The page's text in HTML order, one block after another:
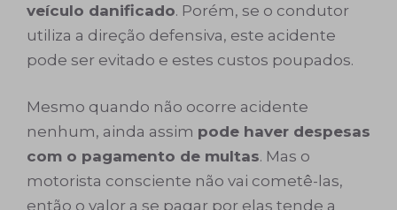
veículo danificado. Porém, se o condutor
utiliza a direção defensiva, este acidente
pode ser evitado e estes custos poupados.
Mesmo quando não ocorre acidente
nenhum, ainda assim pode haver despesas
com o pagamento de multas. Mas o
motorista consciente não vai cometê-las,
então o valor a se pagar por elas tende a